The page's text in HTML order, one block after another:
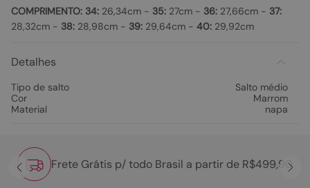
COMPRIMENTO: 34: 26,34cm - 35: 27cm - 36: 27,66cm - 37:
28,32cm - 38: 28,98cm - 39: 29,64cm - 40: 29,92cm
Detalhes
Tipo de salto
Salto médio
Cor
Marrom
Material
napa
Frete Grátis p/ todo Brasil a partir de R$499,90